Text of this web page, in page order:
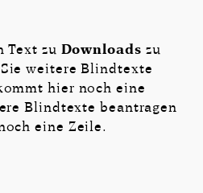
Text zu Downloads zu
weitere Blindtexte
hier noch eine
Blindtexte beantragen
eine Zeile.